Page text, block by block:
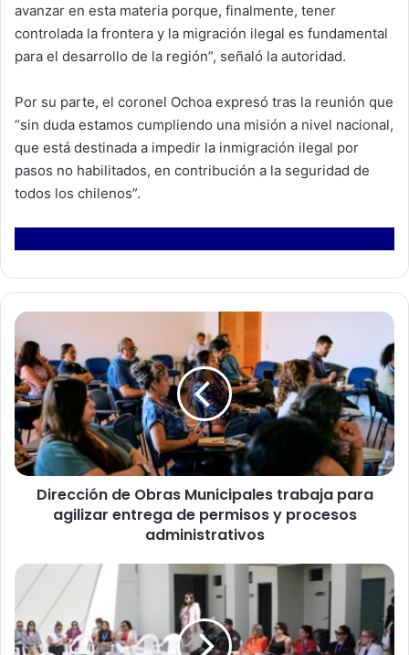
avanzar en esta materia porque, finalmente, tener
controlada la frontera y la migración ilegal es fundamental
para el desarrollo de la región”, señaló la autoridad.
Por su parte, el coronel Ochoa expresó tras la reunión que
“sin duda estamos cumpliendo una misión a nivel nacional,
que está destinada a impedir la inmigración ilegal por
pasos no habilitados, en contribución a la seguridad de
todos los chilenos”.
D
i
r
e
c
i
ó
n
r
s
M
u
Dirección de Obras Municipales trabaja para
agilizar entrega de permisos y procesos
administrativos
M
j
e
r